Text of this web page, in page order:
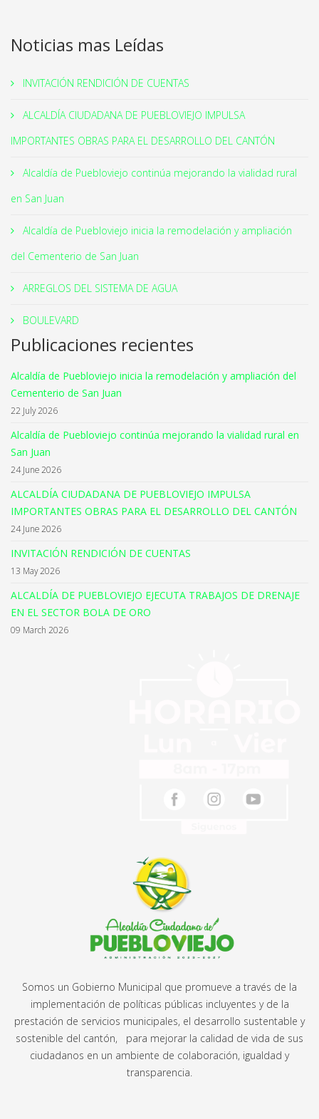
Noticias mas Leídas
INVITACIÓN RENDICIÓN DE CUENTAS
ALCALDÍA CIUDADANA DE PUEBLOVIEJO IMPULSA
IMPORTANTES OBRAS PARA EL DESARROLLO DEL CANTÓN
Alcaldía de Puebloviejo continúa mejorando la vialidad rural
en San Juan
Alcaldía de Puebloviejo inicia la remodelación y ampliación
del Cementerio de San Juan
ARREGLOS DEL SISTEMA DE AGUA
BOULEVARD
Publicaciones recientes
Alcaldía de Puebloviejo inicia la remodelación y ampliación del
Cementerio de San Juan
22 July 2026
Alcaldía de Puebloviejo continúa mejorando la vialidad rural en
San Juan
24 June 2026
ALCALDÍA CIUDADANA DE PUEBLOVIEJO IMPULSA
IMPORTANTES OBRAS PARA EL DESARROLLO DEL CANTÓN
24 June 2026
INVITACIÓN RENDICIÓN DE CUENTAS
13 May 2026
ALCALDÍA DE PUEBLOVIEJO EJECUTA TRABAJOS DE DRENAJE
EN EL SECTOR BOLA DE ORO
09 March 2026
Somos un Gobierno Municipal que promueve a través de la
implementación de políticas públicas incluyentes y de la
prestación de servicios municipales, el desarrollo sustentable y
sostenible del cantón, para mejorar la calidad de vida de sus
ciudadanos en un ambiente de colaboración, igualdad y
transparencia.